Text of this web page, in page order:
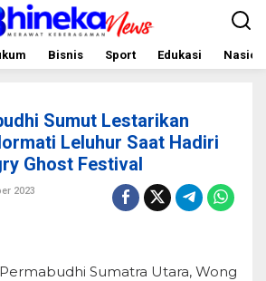
Bisnis Sport Edukasi
Sumut Lestarikan
Leluhur Saat Hadiri
Ghost Festival
2023
Sumatra Utara, Wong